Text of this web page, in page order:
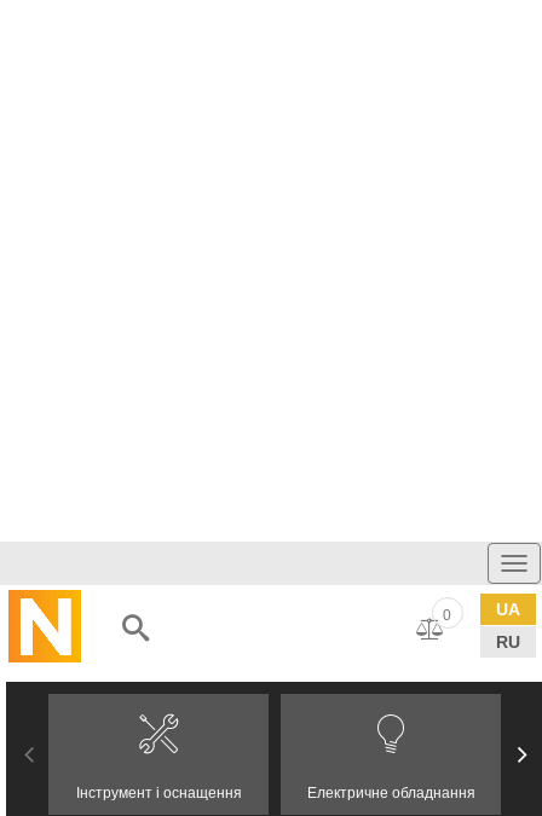
UA
RU
0
Інструмент і оснащення Електричне обладнання